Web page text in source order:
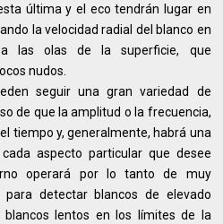
última y el eco tendrán lugar en
la velocidad radial del blanco en
las olas de la superficie, que
nudos.
seguir una gran variedad de
de que la amplitud o la frecuencia,
tiempo y, generalmente, habrá una
aspecto particular que desee
operará por lo tanto de muy
detectar blancos de elevado
lentos en los límites de la